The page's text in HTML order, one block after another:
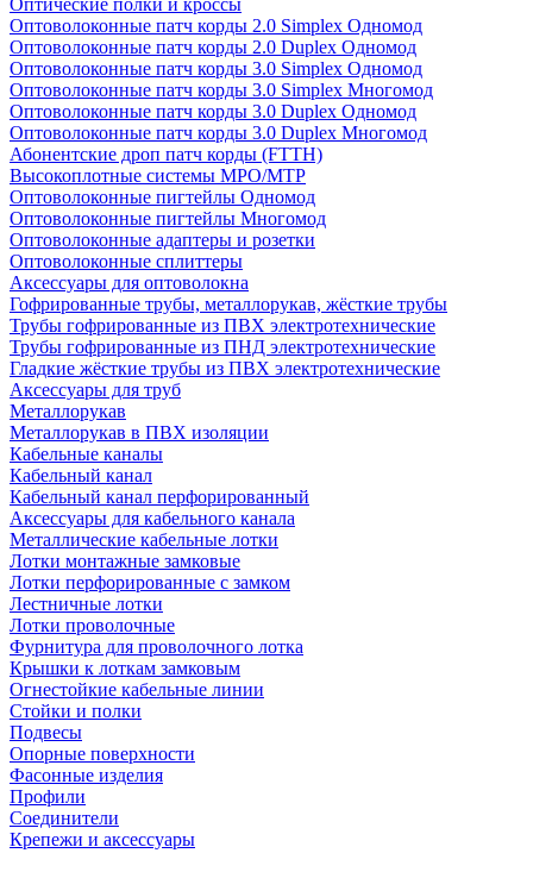
Оптические полки и кроссы
Оптоволоконные патч корды 2.0 Simplex Одномод
Оптоволоконные патч корды 2.0 Duplex Одномод
Оптоволоконные патч корды 3.0 Simplex Одномод
Оптоволоконные патч корды 3.0 Simplex Многомод
Оптоволоконные патч корды 3.0 Duplex Одномод
Оптоволоконные патч корды 3.0 Duplex Многомод
Абонентские дроп патч корды (FTTH)
Высокоплотные системы MPO/MTP
Оптоволоконные пигтейлы Одномод
Оптоволоконные пигтейлы Многомод
Оптоволоконные адаптеры и розетки
Оптоволоконные сплиттеры
Аксессуары для оптоволокна
Гофрированные трубы, металлорукав, жёсткие трубы
Трубы гофрированные из ПВХ электротехнические
Трубы гофрированные из ПНД электротехнические
Гладкие жёсткие трубы из ПВХ электротехнические
Аксессуары для труб
Металлорукав
Металлорукав в ПВХ изоляции
Кабельные каналы
Кабельный канал
Кабельный канал перфорированный
Аксессуары для кабельного канала
Металлические кабельные лотки
Лотки монтажные замковые
Лотки перфорированные с замком
Лестничные лотки
Лотки проволочные
Фурнитура для проволочного лотка
Крышки к лоткам замковым
Огнестойкие кабельные линии
Стойки и полки
Подвесы
Опорные поверхности
Фасонные изделия
Профили
Соединители
Крепежи и аксессуары